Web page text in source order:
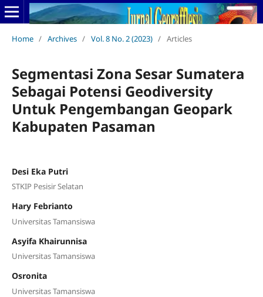
Home / Archives / Vol. 8 No. 2 (2023) / Articles
Segmentasi Zona Sesar Sumatera
Sebagai Potensi Geodiversity
Untuk Pengembangan Geopark
Kabupaten Pasaman
Desi Eka Putri
STKIP Pesisir Selatan
Hary Febrianto
Universitas Tamansiswa
Asyifa Khairunnisa
Universitas Tamansiswa
Osronita
Universitas Tamansiswa